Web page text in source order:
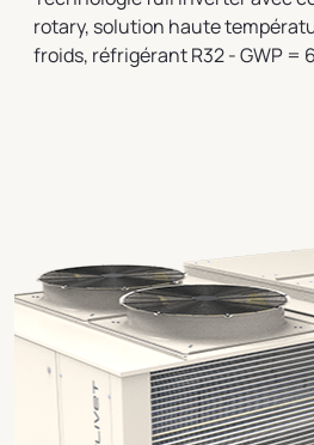
rotary, solution haute
froids, réfrigérant R32 - GWP =